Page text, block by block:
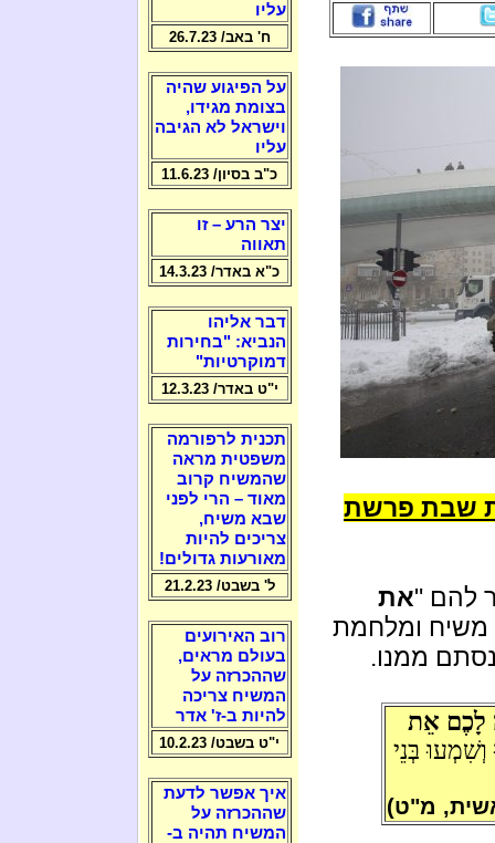
שבת פרשת
להם "את
משיח ומלחמת
ממנו.
לָכֶם אֵת
בְּנֵי
מ"ט)
עליו
ח' באב/ 26.7.23
על הפיגוע שהיה
בצומת מגידו,
וישראל לא הגיבה
עליו
כ"ב בסיון/ 11.6.23
יצר הרע – זו
תאווה
כ"א באדר/ 14.3.23
דבר אליהו
הנביא: "בחירות
דמוקרטיות"
י"ט באדר/ 12.3.23
תכנית לרפורמה
משפטית מראה
שהמשיח קרוב
מאוד – הרי לפני
שבא משיח,
צריכים להיות
מאורעות גדולים!
ל' בשבט/ 21.2.23
רוב האירועים
בעולם מראים,
שההכרזה על
המשיח צריכה
להיות ב-ז' אדר
י"ט בשבט/ 10.2.23
איך אפשר לדעת
שההכרזה על
המשיח תהיה ב-